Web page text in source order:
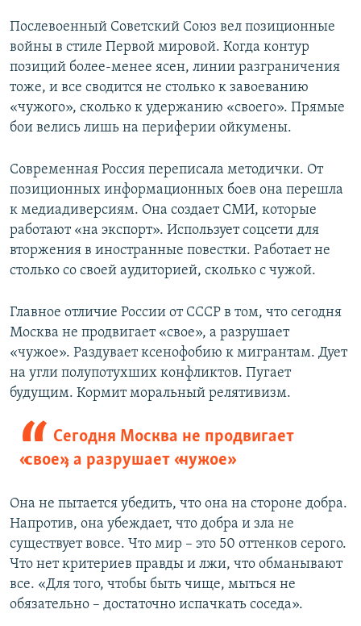
Послевоенный Советский Союз вел позиционные
войны в стиле Первой мировой. Когда контур
позиций более-менее ясен, линии разграничения
тоже, и все сводится не столько к завоеванию
«чужого», сколько к удержанию «своего». Прямые
бои велись лишь на периферии ойкумены.
Современная Россия переписала методички. От
позиционных информационных боев она перешла
к медиадиверсиям. Она создает СМИ, которые
работают «на экспорт». Использует соцсети для
вторжения в иностранные повестки. Работает не
столько со своей аудиторией, сколько с чужой.
Главное отличие России от СССР в том, что сегодня
Москва не продвигает «свое», а разрушает
«чужое». Раздувает ксенофобию к мигрантам. Дует
на угли полупотухших конфликтов. Пугает
будущим. Кормит моральный релятивизм.
Сегодня Москва не продвигает
«свое», а разрушает «чужое»
Она не пытается убедить, что она на стороне добра.
Напротив, она убеждает, что добра и зла не
существует вовсе. Что мир – это 50 оттенков серого.
Что нет критериев правды и лжи, что обманывают
все. «Для того, чтобы быть чище, мыться не
обязательно – достаточно испачкать соседа».